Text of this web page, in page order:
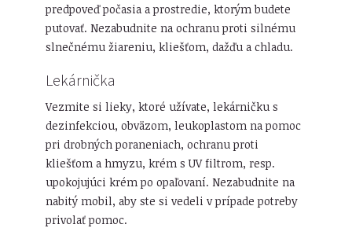
predpoveď počasia a prostredie, ktorým budete
putovať. Nezabudnite na ochranu proti silnému
slnečnému žiareniu, kliešťom, dažďu a chladu.
Lekárnička
Vezmite si lieky, ktoré užívate, lekárničku s
dezinfekciou, obväzom, leukoplastom na pomoc
pri drobných poraneniach, ochranu proti
kliešťom a hmyzu, krém s UV filtrom, resp.
upokojujúci krém po opaľovaní. Nezabudnite na
nabitý mobil, aby ste si vedeli v prípade potreby
privolať pomoc.